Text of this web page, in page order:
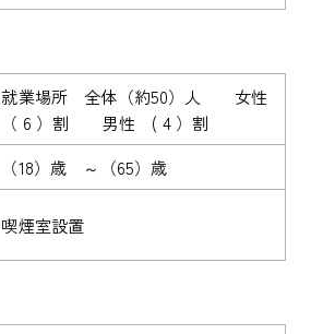
就業場所 全体（約50）人 女性
（ 6 ）割 男性 ( 4 ）割
（18）歳 ～（65）歳
喫煙室設置